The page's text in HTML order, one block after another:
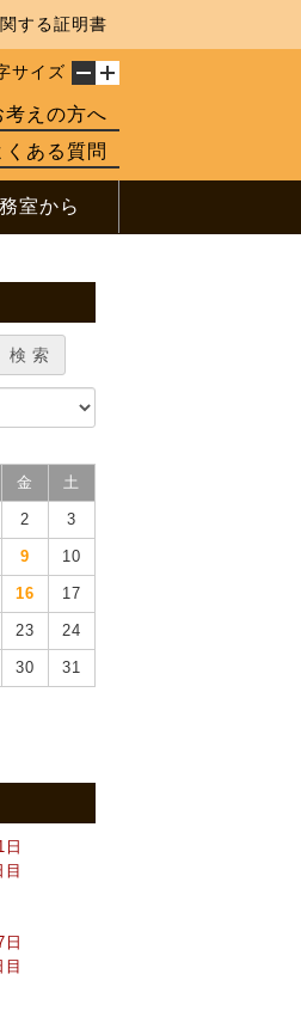
する証明書
サイズ
考えの方へ
くある質問
室から
金 土
2 3
9 10
16 17
23 24
30
31